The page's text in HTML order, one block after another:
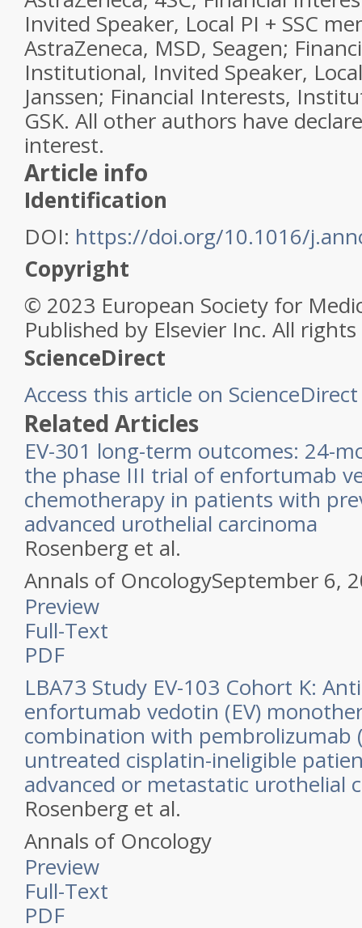
Invited Speaker, Local PI + SSC
AstraZeneca, MSD, Seagen;
Institutional, Invited Speaker,
Janssen; Financial Interests,
GSK. All other authors have
interest.
Article info
Identification
DOI: https://doi.org/10.1016/
Copyright
© 2023 European Society for
Published by Elsevier Inc. All
ScienceDirect
Access this article on ScienceDirect
Related Articles
EV-301 long-term outcomes: 24-
the phase III trial of enfortumab
chemotherapy in patients with
advanced urothelial carcinoma
Rosenberg et al.
Annals of OncologySeptember 6,
Preview
Full-Text
PDF
LBA73 Study EV-103 Cohort K:
enfortumab vedotin (EV)
combination with pembrolizumab
untreated cisplatin-ineligible
advanced or metastatic urothelial
Rosenberg et al.
Annals of Oncology
Preview
Full-Text
PDF